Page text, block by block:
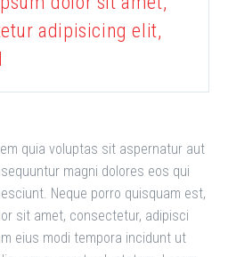
adipisicing elit,
quia voluptas sit aspernatur aut
magni dolores eos qui
Neque porro quisquam est,
sit amet, consectetur, adipisci
eius modi tempora incidunt ut